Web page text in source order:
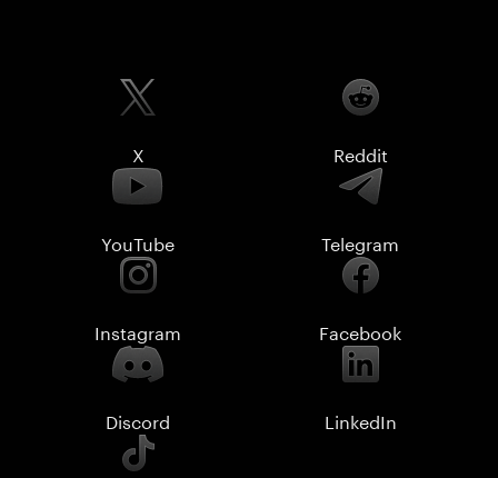
X Reddit
YouTube Telegram
Instagram Facebook
Discord LinkedIn